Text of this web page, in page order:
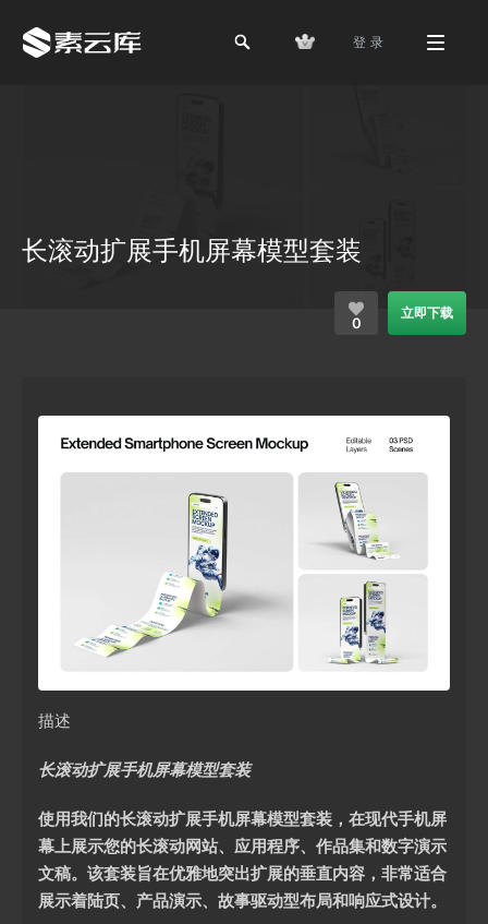
登 录
长滚动扩展手机屏幕模型套装
0
立即下载
描述
长滚动扩展手机屏幕模型套装
使用我们的长滚动扩展手机屏幕模型套装，在现代手机屏
幕上展示您的长滚动网站、应用程序、作品集和数字演示
文稿。该套装旨在优雅地突出扩展的垂直内容，非常适合
展示着陆页、产品演示、故事驱动型布局和响应式设计。